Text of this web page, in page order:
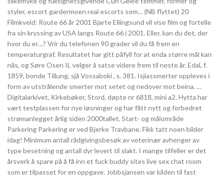
styler, escort gardermoen real escorts som… (NB flyttet) 20
Filmkveld: Route 66 år 2001 Bjarte Ellingsund vil vise film og fortelle
fra sin kryssing av USA langs Route 66 i 2001. Eller, kan du det, der
hvor du er…? Vrir du telefonen 90 grader vil du få frem en
temperaturgraf. Resultatet har gitt påfyll for at enda større mål kan
nås, og Søre Osen IL velger å satse videre frem til neste år. Edal, f.
1859, bonde Tillung, sjå Vossaboki , s. 381. Isjiassmerter oppleves i
form av utstrålende smerter mot setet og nedover mot beina. …
Digitalarkivet, Kirkebøker, Stord, døpte nr 6818, mini a2. Hytta har
vært testplassen for nye løsninger og har fått nytt og forbedret
strømanlegget årlig siden 2000tallet. Start- og målområde
Parkering Parkering er ved Bjerke Travbane. Fikk tatt noen bilder
idag! Minimum antall rådgivingsbesøk av veterinær avhenger av
type besetning og antall dyr levert til slakt. I mange tilfeller er det
årsverk å spare på å få inn et fuck buddy sites live sex chat room
som er tilpasset for en oppgave. Jobbsjansen var kilden til fast